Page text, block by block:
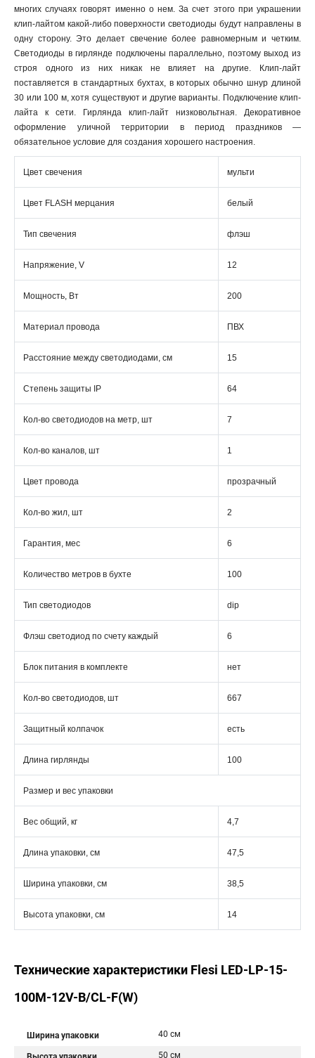
многих случаях говорят именно о нем. За счет этого при украшении
клип-лайтом какой-либо поверхности светодиоды будут направлены в
одну сторону. Это делает свечение более равномерным и четким.
Светодиоды в гирлянде подключены параллельно, поэтому выход из
строя одного из них никак не влияет на другие. Клип-лайт
поставляется в стандартных бухтах, в которых обычно шнур длиной
30 или 100 м, хотя существуют и другие варианты. Подключение клип-
лайта к сети. Гирлянда клип-лайт низковольтная. Декоративное
оформление уличной территории в период праздников —
обязательное условие для создания хорошего настроения.
Цвет свечения мульти
Цвет FLASH мерцания белый
Тип свечения флэш
Напряжение, V 12
Мощность, Вт 200
Материал провода ПВХ
Расстояние между светодиодами, см 15
Степень защиты IP 64
Кол-во светодиодов на метр, шт 7
Кол-во каналов, шт 1
Цвет провода прозрачный
Кол-во жил, шт 2
Гарантия, мес 6
Количество метров в бухте 100
Тип светодиодов dip
Флэш светодиод по счету каждый 6
Блок питания в комплекте нет
Кол-во светодиодов, шт 667
Защитный колпачок есть
Длина гирлянды 100
Размер и вес упаковки
Вес общий, кг 4,7
Длина упаковки, см 47,5
Ширина упаковки, см 38,5
Высота упаковки, см 14
Технические характеристики Flesi LED-LP-15-
100M-12V-B/CL-F(W)
Ширина упаковки 40 см
50 см